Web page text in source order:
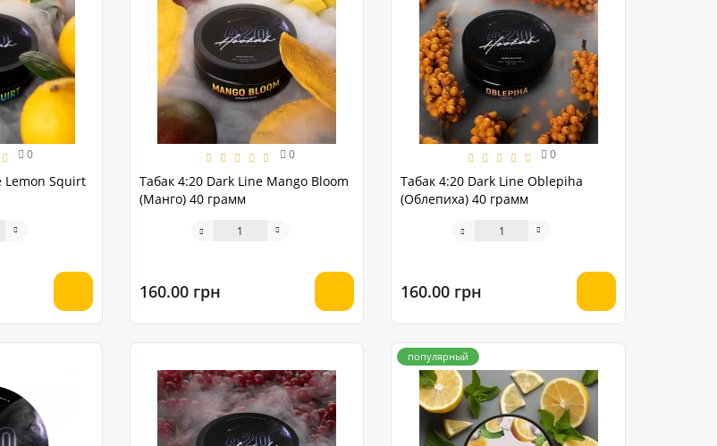
0
Lemon Squirt
0
Табак 4:20 Dark Line Mango Bloom
(Манго) 40 грамм
160.00 грн
0
Табак 4:20 Dark Line Oblepiha
(Облепиха) 40 грамм
160.00 грн
популярный